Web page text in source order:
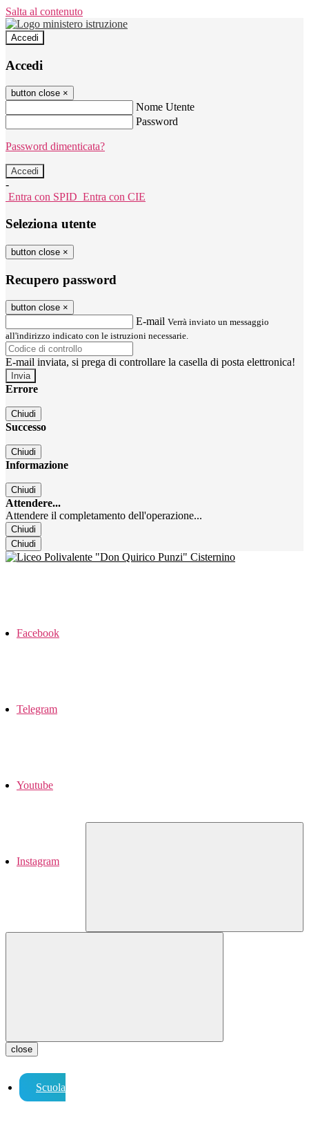
Salta al contenuto
Accedi
Accedi
button close ×
Nome Utente
Password
Password dimenticata?
-
Entra con SPID Entra con CIE
Seleziona utente
button close ×
Recupero password
button close ×
E-mail Verrà inviato un messaggio
all'indirizzo indicato con le istruzioni necessarie.
E-mail inviata, si prega di controllare la casella di posta elettronica!
Errore
Chiudi
Successo
Chiudi
Informazione
Chiudi
Attendere...
Attendere il completamento dell'operazione...
Chiudi
Chiudi
Facebook
Telegram
Youtube
Instagram
close
Scuola